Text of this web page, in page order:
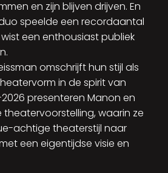
en zijn blijven drijven. En
speelde een recordaantal
een enthousiast publiek
omschrijft hun stijl als
in de spirit van
2026 presenteren Manon en
theatervoorstelling, waarin ze
achtige theaterstijl naar
een eigentijdse visie en